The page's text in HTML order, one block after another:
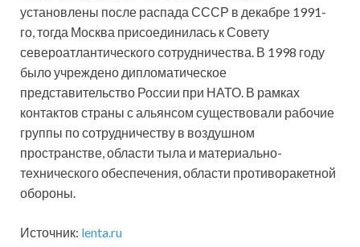
установлены после распада СССР в декабре 1991-
го, тогда Москва присоединилась к Совету
североатлантического сотрудничества. В 1998 году
было учреждено дипломатическое
представительство России при НАТО. В рамках
контактов страны с альянсом существовали рабочие
группы по сотрудничеству в воздушном
пространстве, области тыла и материально-
технического обеспечения, области противоракетной
обороны.
Источник: lenta.ru